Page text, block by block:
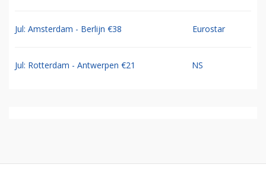
Jul: Amsterdam - Berlijn €38 Eurostar
Jul: Rotterdam - Antwerpen €21 NS